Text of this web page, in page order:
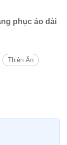
phục áo dài
Thiên Ân